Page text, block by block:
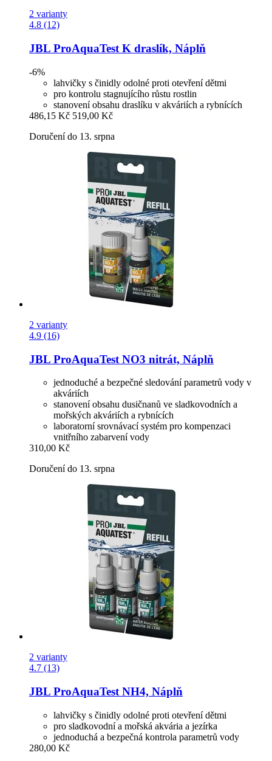
2 varianty
4.8 (12)
JBL ProAquaTest K draslík, Náplň
-6%
lahvičky s činidly odolné proti otevření dětmi
pro kontrolu stagnujícího růstu rostlin
stanovení obsahu draslíku v akváriích a rybnících
486,15 Kč 519,00 Kč
Doručení do 13. srpna
2 varianty
4.9 (16)
JBL ProAquaTest NO3 nitrát, Náplň
jednoduché a bezpečné sledování parametrů vody v
akváriích
stanovení obsahu dusičnanů ve sladkovodních a
mořských akváriích a rybnících
laboratorní srovnávací systém pro kompenzaci
vnitřního zabarvení vody
310,00 Kč
Doručení do 13. srpna
2 varianty
4.7 (13)
JBL ProAquaTest NH4, Náplň
lahvičky s činidly odolné proti otevření dětmi
pro sladkovodní a mořská akvária a jezírka
jednoduchá a bezpečná kontrola parametrů vody
280,00 Kč